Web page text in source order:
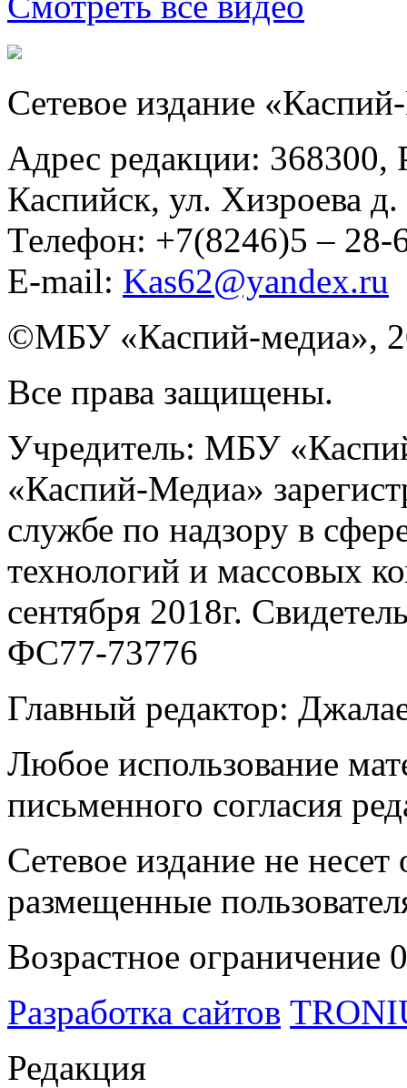
Сетевое издание
Адрес редакции: 368300,
Каспийск, ул. Хизроева
Телефон: +7(8246)5 –
E-mail: Kas62@yandex.ru
©️МБУ «Каспий-медиа»,
Все права защищены.
Учредитель: МБУ
«Каспий-Медиа»
службе по надзору в
технологий и массовых
сентября 2018г.
ФС77-73776
Главный редактор:
Любое использование
письменного согласия
Сетевое издание не
размещенные
Возрастное ограничение
Разработка сайтов
Редакция